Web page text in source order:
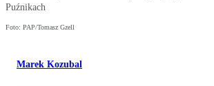
Puźnikach
Foto: PAP/Tomasz Gzell
Marek Kozubal